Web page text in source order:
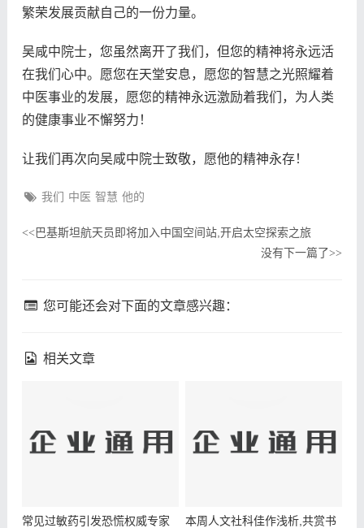
繁荣发展贡献自己的一份力量。
吴咸中院士，您虽然离开了我们，但您的精神将永远活
在我们心中。愿您在天堂安息，愿您的智慧之光照耀着
中医事业的发展，愿您的精神永远激励着我们，为人类
的健康事业不懈努力！
让我们再次向吴咸中院士致敬，愿他的精神永存！
我们 中医 智慧 他的
<<巴基斯坦航天员即将加入中国空间站,开启太空探索之旅
没有下一篇了>>
您可能还会对下面的文章感兴趣：
相关文章
常见过敏药引发恐慌权威专家
本周人文社科佳作浅析,共赏书